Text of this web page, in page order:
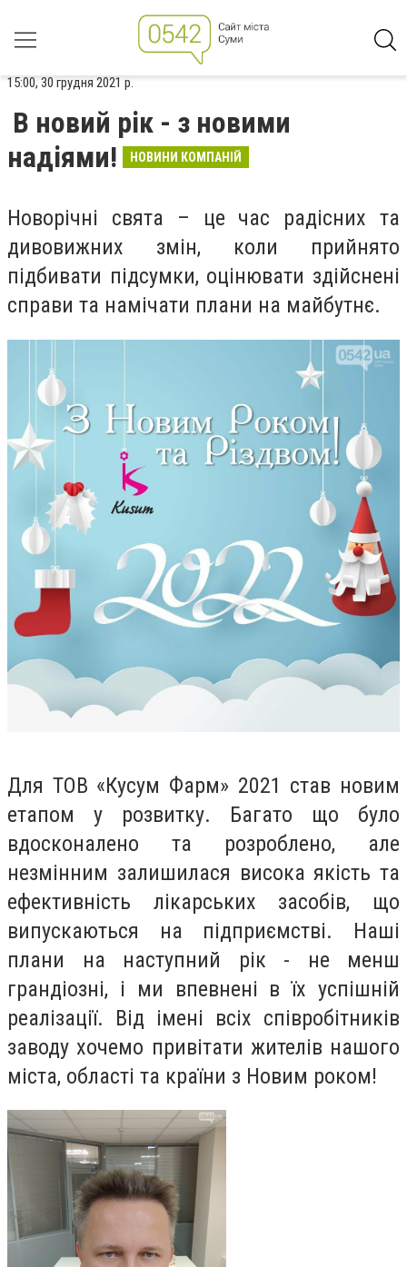
15:00, 30 грудня 2021 р.
В новий рік - з новими
надіями!
НОВИНИ КОМПАНІЙ
Новорічні свята – це час радісних та
дивовижних змін, коли прийнято
підбивати підсумки, оцінювати здійснені
справи та намічати плани на майбутнє.
Для ТОВ «Кусум Фарм» 2021 став новим
етапом у розвитку. Багато що було
вдосконалено та розроблено, але
незмінним залишилася висока якість та
ефективність лікарських засобів, що
випускаються на підприємстві. Наші
плани на наступний рік - не менш
грандіозні, і ми впевнені в їх успішній
реалізації. Від імені всіх співробітників
заводу хочемо привітати жителів нашого
міста, області та країни з Новим роком!